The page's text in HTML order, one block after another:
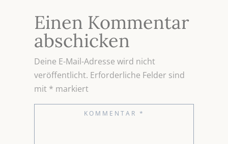
Einen Kommentar
abschicken
Deine E-Mail-Adresse wird nicht
veröffentlicht. Erforderliche Felder sind
mit * markiert